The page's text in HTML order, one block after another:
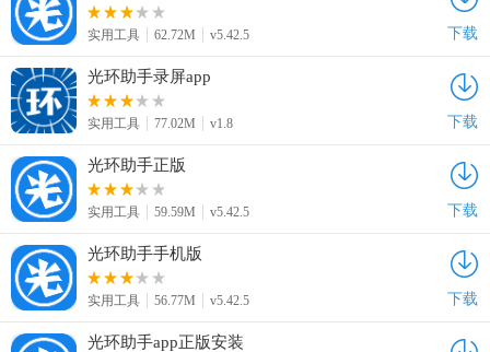
实用工具 62.72M v5.42.5 下载
光环助手录屏app
实用工具 77.02M v1.8 下载
光环助手正版
实用工具 59.59M v5.42.5 下载
光环助手手机版
实用工具 56.77M v5.42.5 下载
光环助手app正版安装